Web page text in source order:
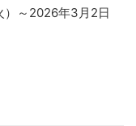
～2026年3月2日